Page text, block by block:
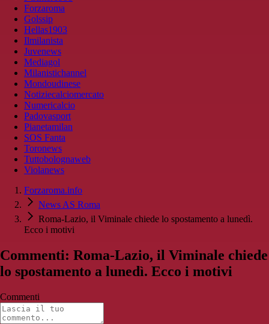
Forzaroma
Golssip
Hellas1903
Ilmilanista
Juvenews
Mediagol
Milanistichannel
Mondoudinese
Notiziecalciomercato
Numericalcio
Padovasport
Pianetamilan
SOS Fanta
Toronews
Tuttobolognaweb
Violanews
Forzaroma.info
News AS Roma
Roma-Lazio, il Viminale chiede lo spostamento a lunedì.
Ecco i motivi
Commenti: Roma-Lazio, il Viminale chiede
lo spostamento a lunedì. Ecco i motivi
Commenti